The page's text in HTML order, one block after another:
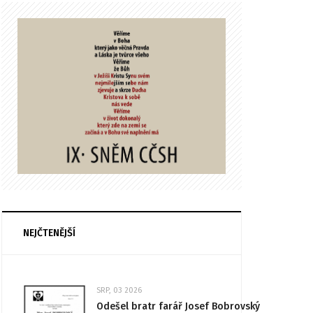
NEJČTENĚJŠÍ
SRP, 03 2026
Odešel bratr farář Josef Bobrovský